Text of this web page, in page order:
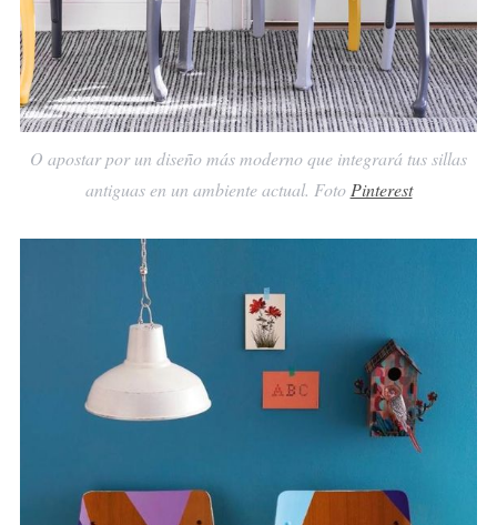
O apostar por un diseño más moderno que integrará tus sillas
antiguas en un ambiente actual. FotoPinterest